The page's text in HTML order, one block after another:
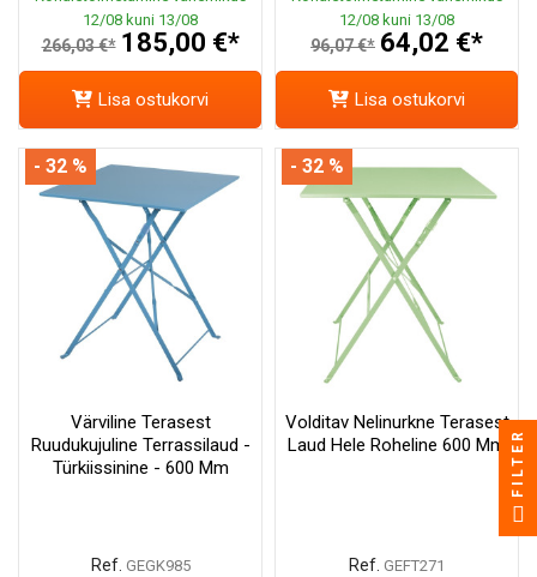
12/08 kuni 13/08
266,03 €* 185,00 €*
Lisa ostukorvi
12/08 kuni 13/08
96,07 €* 64,02 €*
Lisa ostukorvi
Värviline Terasest
Ruudukujuline Terrassilaud -
Türkiissinine - 600 Mm
Ref. GEGK985
- 32 %
Volditav Nelinurkne Terasest
Laud Hele Roheline 600 Mm
Ref. GEFT271
- 32 %
FILTER